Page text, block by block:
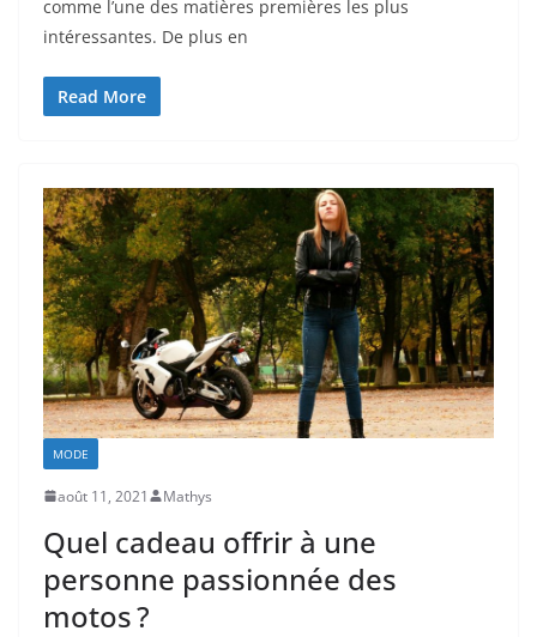
comme l’une des matières premières les plus
intéressantes. De plus en
Read More
MODE
août 11, 2021 Mathys
Quel cadeau offrir à une
personne passionnée des
motos ?